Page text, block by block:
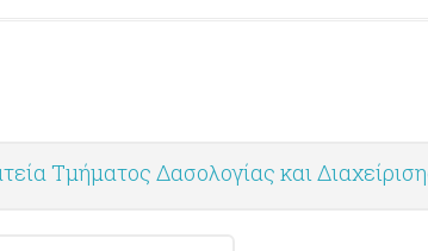
Τμήματος Δασολογίας και